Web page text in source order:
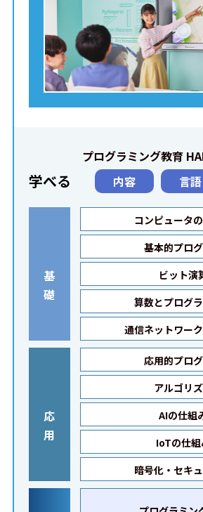
プログラミング教育
学べる 内容 言語
基
礎
コンピュータ
基本的プロ
ビット演
算数とプログ
通信ネットワー
応
用
応用的プロ
アルゴリ
AIの仕組
IoTの仕組
暗号化・セキ